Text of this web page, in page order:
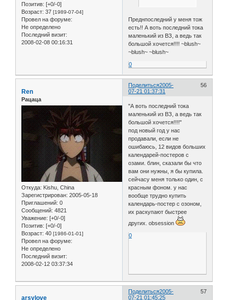
Позитив: [+0/-0]
Возраст: 37 [1989-07-04]
Провел на форуме:
Не определено
Последний визит:
2008-02-08 00:16:31
Преднпоследний у меня тож
есть!! А воть последний тока
маленький из ВЗ, а ведь так
большой хочется!!!! ~blush~
~blush~ ~blush~
0
Поделиться 56
2005-
07-21 01:37:31
Ren
Рацаца
Откуда: Kishu, China
Зарегистрирован: 2005-05-18
Приглашений: 0
Сообщений: 4821
Уважение: [+0/-0]
Позитив: [+0/-0]
Возраст: 40 [1986-01-01]
Провел на форуме:
Не определено
Последний визит:
2008-02-12 03:37:34
"А воть последний тока
маленький из ВЗ, а ведь так
большой хочется!!!!"
под новый год у нас
продавали, если не
ошибаюсь, 12 видов больших
календарей-постеров с
озами. блин, сказали бы что
вам они нужны, я бы купила.
сейчасу меня только один, с
красным фоном. у нас
вообще трудно купить
календарь-постер с озоном,
их раскупают быстрее
других. obsession
0
Поделиться 57
2005-
07-21 01:45:25
arsylove